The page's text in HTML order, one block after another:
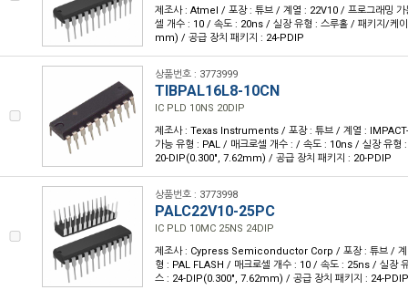
제조사 : Atmel / 포장 : 튜브 / 계열 : 22V10 / 프로그래밍 가
셀 개수 : 10 / 속도 : 20ns / 실장 유형 : 스루홀 / 패키지/케
mm) / 공급 장치 패키지 : 24-PDIP
상품번호 : 3773999
TIBPAL16L8-10CN
IC PLD 10NS 20DIP
제조사 : Texas Instruments / 포장 : 튜브 / 계열 :
가능 유형 : PAL / 매크로셀 개수 : / 속도 : 10ns / 실장 유형
20-DIP(0.300", 7.62mm) / 공급 장치 패키지 : 20-PDIP
상품번호 : 3773998
PALC22V10-25PC
IC PLD 10MC 25NS 24DIP
제조사 : Cypress Semiconductor Corp / 포장 : 튜브 / 계
형 : PAL FLASH / 매크로셀 개수 : 10 / 속도 : 25ns / 실장
스 : 24-DIP(0.300", 7.62mm) / 공급 장치 패키지 : 24-PDIP